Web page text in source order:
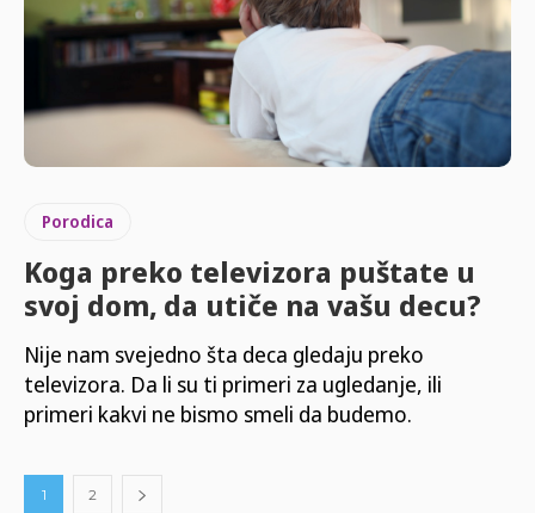
Porodica
Koga preko televizora puštate u
svoj dom, da utiče na vašu decu?
Nije nam svejedno šta deca gledaju preko
televizora. Da li su ti primeri za ugledanje, ili
primeri kakvi ne bismo smeli da budemo.
1 2